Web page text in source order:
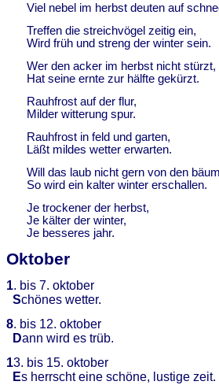
Viel nebel im herbst deuten auf
Treffen die streichvögel zeitig ein,
Wird früh und streng der winter sein.
Wer den acker im herbst nicht stürzt,
Hat seine ernte zur hälfte gekürzt.
Rauhfrost auf der flur,
Milder witterung spur.
Rauhfrost in feld und garten,
Läßt mildes wetter erwarten.
Will das laub nicht gern von den
So wird ein kalter winter erschallen.
Je trockener der herbst,
Je kälter der winter,
Je besseres jahr.
Oktober
1. bis 7. oktober
Schönes wetter.
8. bis 12. oktober
Dann wird es trüb.
13. bis 15. oktober
Es herrscht eine schöne, lustige zeit.